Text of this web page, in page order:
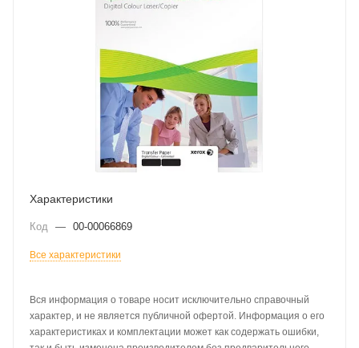
Характеристики
Код — 00-00066869
Все характеристики
Вся информация о товаре носит исключительно справочный
характер, и не является публичной офертой. Информация о его
характеристиках и комплектации может как содержать ошибки,